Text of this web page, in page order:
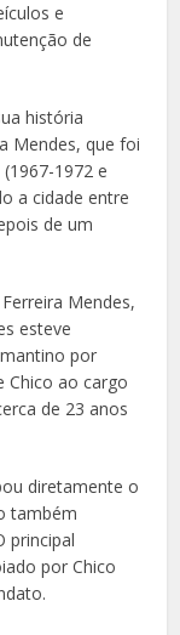
e
de
história
Mendes, que foi
1972 e
a cidade entre
de um
Mendes,
esteve
por
Chico ao cargo
de 23 anos
diretamente o
também
principal
por Chico